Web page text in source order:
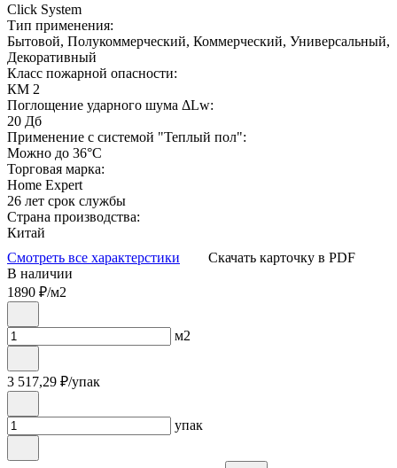
Click System
Тип применения:
Бытовой, Полукоммерческий, Коммерческий, Универсальный,
Декоративный
Класс пожарной опасности:
КМ 2
Поглощение ударного шума ΔLw:
20 Дб
Применение с системой "Теплый пол":
Можно до 36°С
Торговая марка:
Home Expert
26 лет срок службы
Страна производства:
Китай
Смотреть все характерстики
Скачать карточку в PDF
В наличии
1890 ₽/м2
м2
3 517,29 ₽/упак
упак